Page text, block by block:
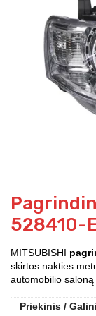
528410-
MITSUBISHI
skirtos nakties
automobilio
Priekinis /